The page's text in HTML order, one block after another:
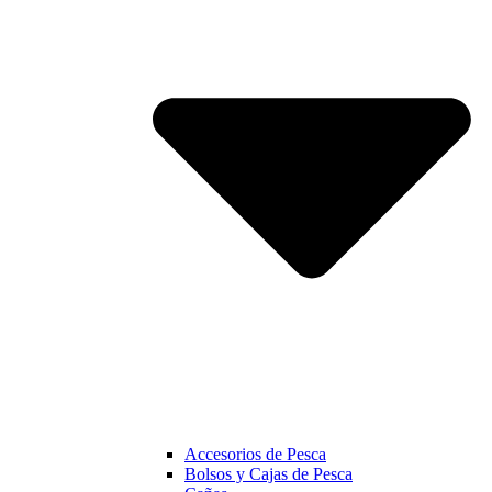
Accesorios de Pesca
Bolsos y Cajas de Pesca